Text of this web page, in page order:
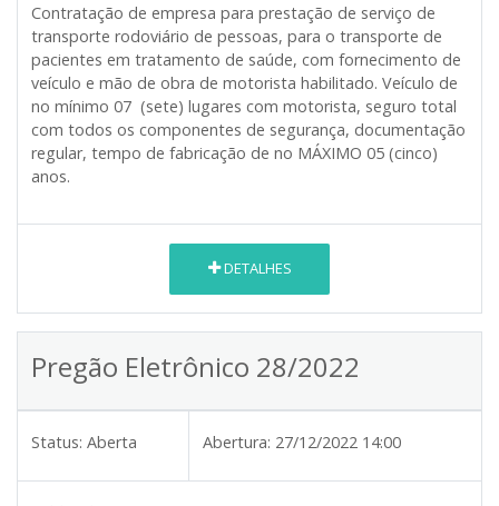
Contratação de empresa para prestação de serviço de
transporte rodoviário de pessoas, para o transporte de
pacientes em tratamento de saúde, com fornecimento de
veículo e mão de obra de motorista habilitado. Veículo de
no mínimo 07 (sete) lugares com motorista, seguro total
com todos os componentes de segurança, documentação
regular, tempo de fabricação de no MÁXIMO 05 (cinco)
anos.
DETALHES
Pregão Eletrônico 28/2022
Status: Aberta Abertura: 27/12/2022 14:00